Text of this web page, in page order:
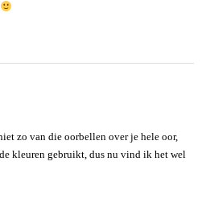
zo van die oorbellen over je hele oor,
kleuren gebruikt, dus nu vind ik het wel